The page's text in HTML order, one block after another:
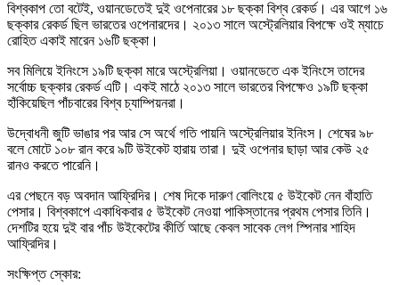
বিশ্বকাপ তো বটেই, ওয়ানডেতেই দুই ওপেনারের ১৮ ছক্কা বিশ্ব রেকর্ড। এর আগে ১৬
ছক্কার রেকর্ড ছিল ভারতের ওপেনারদের। ২০১৩ সালে অস্ট্রেলিয়ার বিপক্ষে ওই ম্যাচে
রোহিত একাই মারেন ১৬টি ছক্কা।
সব মিলিয়ে ইনিংসে ১৯টি ছক্কা মারে অস্ট্রেলিয়া। ওয়ানডেতে এক ইনিংসে তাদের
সর্বোচ্চ ছক্কার রেকর্ড এটি। একই মাঠে ২০১৩ সালে ভারতের বিপক্ষেও ১৯টি ছক্কা
হাঁকিয়েছিল পাঁচবারের বিশ্ব চ্যাম্পিয়নরা।
উদ্বোধনী জুটি ভাঙার পর আর সে অর্থে গতি পায়নি অস্ট্রেলিয়ার ইনিংস। শেষের ৯৮
বলে মোটে ১০৮ রান করে ৯টি উইকেট হারায় তারা। দুই ওপেনার ছাড়া আর কেউ ২৫
রানও করতে পারেনি।
এর পেছনে বড় অবদান আফ্রিদির। শেষ দিকে দারুণ বোলিংয়ে ৫ উইকেট নেন বাঁহাতি
পেসার। বিশ্বকাপে একাধিকবার ৫ উইকেট নেওয়া পাকিস্তানের প্রথম পেসার তিনি।
দেশটির হয়ে দুই বার পাঁচ উইকেটের কীর্তি আছে কেবল সাবেক লেগ স্পিনার শাহিদ
আফ্রিদির।
সংক্ষিপ্ত স্কোর: